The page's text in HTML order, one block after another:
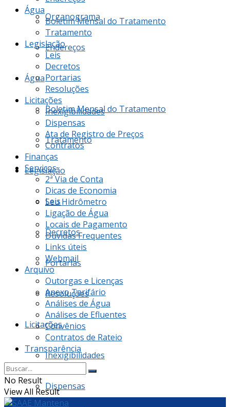
Organograma
Endereços
Água
Boletim Mensal do Tratamento
Tratamento
Legislação
Leis
Decretos
Portarias
Resoluções
Licitações
Inexigibilidades
Dispensas
Água
Boletim Mensal do Tratamento
Tratamento
Legislação
Leis
Decretos
Portarias
Resoluções
Licitações
Inexigibilidades
Dispensas
Ata de Registro de Preços
Contratos
Finanças
Serviços
2ª Via de Conta
Dicas de Economia
Seu Hidrômetro
Ligação de Água
Locais de Pagamento
Dúvidas Frequentes
Links úteis
Webmail
Arquivo
Outorgas e Licenças
Anexo Tarifário
Análises de Água
Análises de Efluentes
Convênios
Contratos de Rateio
Transparência
No Result
View All Result